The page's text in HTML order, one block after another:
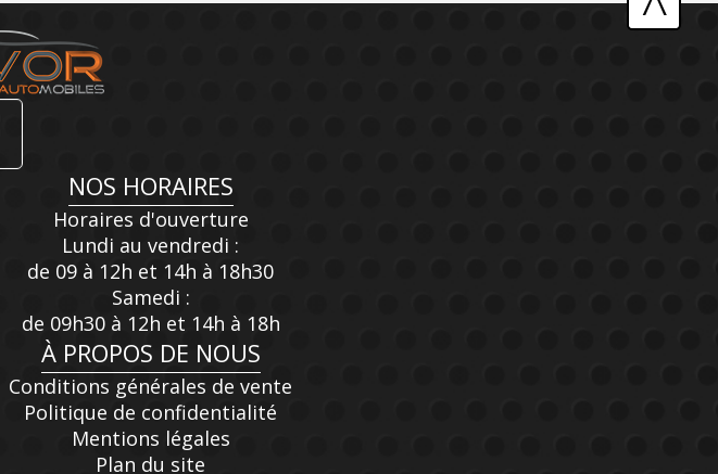
NOS HORAIRES
Horaires d'ouverture
Lundi au vendredi :
de 09 à 12h et 14h à 18h30
Samedi :
de 09h30 à 12h et 14h à 18h
À PROPOS DE NOUS
Conditions générales de vente
Politique de confidentialité
Mentions légales
Plan du site